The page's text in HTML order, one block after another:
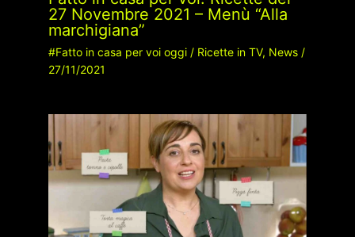
27 Novembre 2021 – Menù “Alla
marchigiana”
#Fatto in casa per voi oggi/ Ricette in TV, News/
27/11/2021